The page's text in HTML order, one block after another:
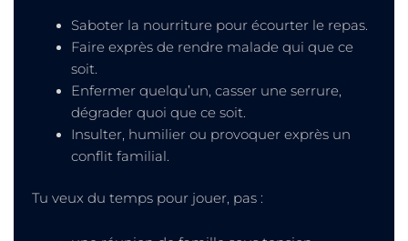
Saboter la nourriture pour écourter le repas.
Faire exprès de rendre malade qui que ce
soit.
Enfermer quelqu’un, casser une serrure,
dégrader quoi que ce soit.
Insulter, humilier ou provoquer exprès un
conflit familial.
Tu veux du temps pour jouer, pas :